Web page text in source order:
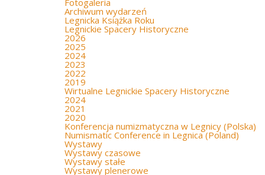
Fotogaleria
Archiwum wydarzeń
Legnicka Książka Roku
Legnickie Spacery Historyczne
2026
2025
2024
2023
2022
2019
Wirtualne Legnickie Spacery Historyczne
2024
2021
2020
Konferencja numizmatyczna w Legnicy (Polska)
Numismatic Conference in Legnica (Poland)
Wystawy
Wystawy czasowe
Wystawy stałe
Wystawy plenerowe